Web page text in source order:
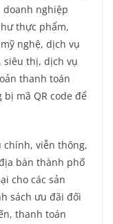
doanh nghiệp
thực phẩm,
nghệ, dịch vụ
siêu thị, dịch vụ
thanh toán
mã QR code để
chính, viễn thông,
bàn thành phố
cho các sản
sách ưu đãi đối
thanh toán